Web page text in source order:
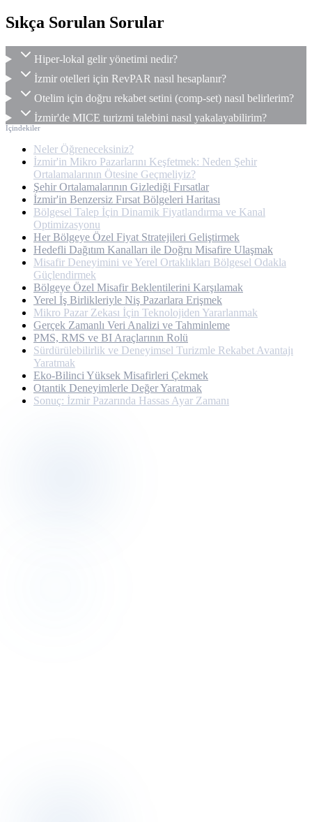
Sıkça Sorulan Sorular
Hiper-lokal gelir yönetimi nedir?
İzmir otelleri için RevPAR nasıl hesaplanır?
Otelim için doğru rekabet setini (comp-set) nasıl belirlerim?
İzmir'de MICE turizmi talebini nasıl yakalayabilirim?
İçindekiler
Neler Öğreneceksiniz?
İzmir'in Mikro Pazarlarını Keşfetmek: Neden Şehir
Ortalamalarının Ötesine Geçmeliyiz?
Şehir Ortalamalarının Gizlediği Fırsatlar
İzmir'in Benzersiz Fırsat Bölgeleri Haritası
Bölgesel Talep İçin Dinamik Fiyatlandırma ve Kanal
Optimizasyonu
Her Bölgeye Özel Fiyat Stratejileri Geliştirmek
Hedefli Dağıtım Kanalları ile Doğru Misafire Ulaşmak
Misafir Deneyimini ve Yerel Ortaklıkları Bölgesel Odakla
Güçlendirmek
Bölgeye Özel Misafir Beklentilerini Karşılamak
Yerel İş Birlikleriyle Niş Pazarlara Erişmek
Mikro Pazar Zekası İçin Teknolojiden Yararlanmak
Gerçek Zamanlı Veri Analizi ve Tahminleme
PMS, RMS ve BI Araçlarının Rolü
Sürdürülebilirlik ve Deneyimsel Turizmle Rekabet Avantajı
Yaratmak
Eko-Bilinci Yüksek Misafirleri Çekmek
Otantik Deneyimlerle Değer Yaratmak
Sonuç: İzmir Pazarında Hassas Ayar Zamanı